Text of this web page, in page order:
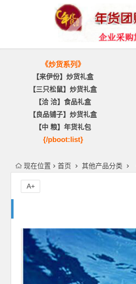
《炒货系列》
【来伊份】炒货礼盒
【三只松鼠】炒货礼盒
【洽 洽】食品礼盒
【良品铺子】炒货礼盒
【中 粮】年货礼包
{/pboot:list}
现在位置 首页 其他产品分类
A+